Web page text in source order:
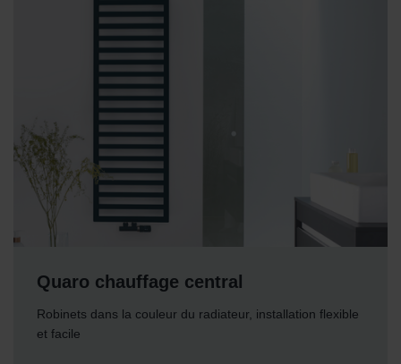
Quaro chauffage central
Robinets dans la couleur du radiateur, installation flexible
et facile